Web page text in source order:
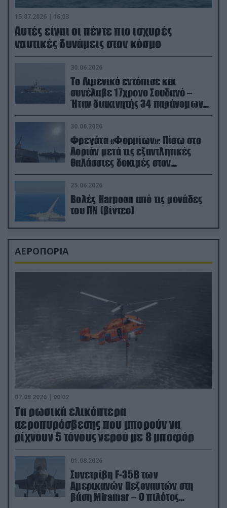
15.07.2026 | 16:03
Aυτές είναι οι πέντε πιο ισχυρές
ναυτικές δυνάμεις στον κόσμο
30.06.2026
Το Λιμενικό εντόπισε και
συνέλαβε 17χρονο Σουδανό –
Ήταν διακινητής 34 παράνομων
μεταναστών
30.06.2026
Φρεγάτα «Φορμίων»: Πίσω στο
Λοριάν μετά τις εξαντλητικές
θαλάσσιες δοκιμές στον
απαιτητικό Βισκαϊκό
25.06.2026
Βολές Harpoon από τις μονάδες
του ΠΝ (βίντεο)
ΑΕΡΟΠΟΡΙΑ
07.08.2026 | 00:02
Τα ρωσικά ελικόπτερα
αεροπυρόσβεσης που μπορούν να
ρίχνουν 5 τόνους νερού με 8 μποφόρ
01.08.2026
Συνετρίβη F-35B των
Αμερικανών Πεζοναυτών στη
βάση Miramar – Ο πιλότος